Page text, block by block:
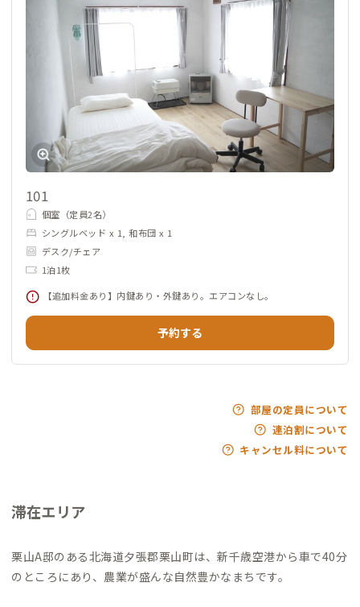
101
個室（定員2名）
シングルベッド x 1, 和布団 x 1
デスク/チェア
1泊1枚
【追加料金あり】内鍵あり・外鍵あり。エアコンなし。
予約する
部屋の定員について
連泊割について
キャンセル料について
滞在エリア
栗山A邸のある北海道夕張郡栗山町は、新千歳空港から車で40分
のところにあり、農業が盛んな自然豊かなまちです。